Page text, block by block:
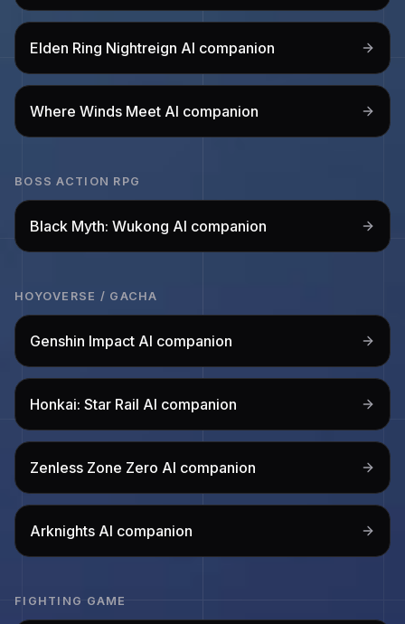
Elden Ring Nightreign AI companion
Where Winds Meet AI companion
BOSS ACTION RPG
Black Myth: Wukong AI companion
HOYOVERSE / GACHA
Genshin Impact AI companion
Honkai: Star Rail AI companion
Zenless Zone Zero AI companion
Arknights AI companion
FIGHTING GAME